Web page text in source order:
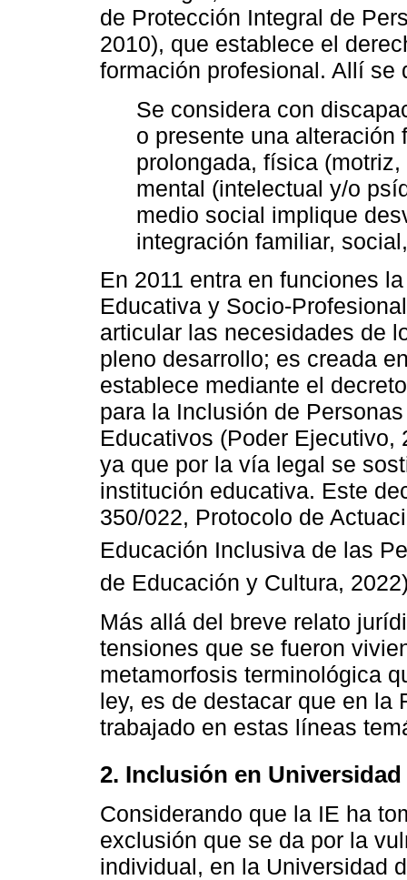
de Protección Integral de
2010), que establece el
formación profesional. Allí se
Se considera con
o presente una alteración
prolongada, física
mental (intelectual y/o
medio social implique
integración familiar,
En 2011 entra en funciones
Educativa y Socio-
articular las necesidades de
pleno desarrollo; es creada
establece mediante el
para la Inclusión de
Educativos (Poder
ya que por la vía legal se
institución educativa. Este
350/022, Protocolo de
Educación Inclusiva de las
de Educación y Cultura,
Más allá del breve relato
tensiones que se fueron
metamorfosis terminológica
ley, es de destacar que en la
trabajado en estas líneas
2. Inclusión en
Considerando que la IE ha
exclusión que se da por la
individual, en la Universidad